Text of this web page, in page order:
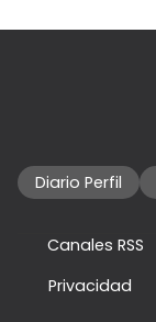
Diario Perfil
Canales RSS
Privacidad